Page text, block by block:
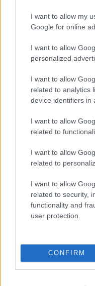
I want to allow my
Google for online
I want to allow
personalized
I want to allow
related to analytics
device identifiers in
I want to allow
related to
I want to allow
related to
I want to allow
related to security,
functionality and
user protection.
CONFIRM
A TV2-nél ha
közel egymás után
arab nyelvű
bemutatniuk,
egészet, hogy nem
magyar hangja is